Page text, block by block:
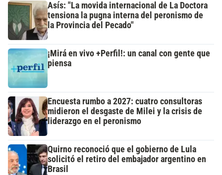
Asís: "La movida internacional de La Doctora
tensiona la pugna interna del peronismo de
la Provincia del Pecado"
¡Mirá en vivo +Perfil!: un canal con gente que
piensa
Encuesta rumbo a 2027: cuatro consultoras
midieron el desgaste de Milei y la crisis de
liderazgo en el peronismo
Quirno reconoció que el gobierno de Lula
solicitó el retiro del embajador argentino en
Brasil